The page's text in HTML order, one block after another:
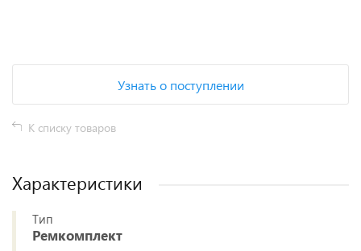
Узнать о поступлении
К списку товаров
Характеристики
Тип
Ремкомплект